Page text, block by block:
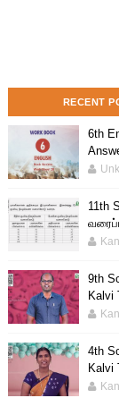
RECENT
6th
11th
9th
Kalvi
4th
Kalvi